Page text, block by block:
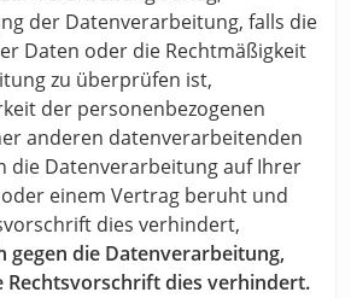
der Datenverarbeitung, falls die
Daten oder die Rechtmäßigkeit
zu überprüfen ist,
der personenbezogenen
anderen datenverarbeitenden
die Datenverarbeitung auf Ihrer
einem Vertrag beruht und
dies verhindert,
gegen die Datenverarbeitung,
Rechtsvorschrift dies verhindert.